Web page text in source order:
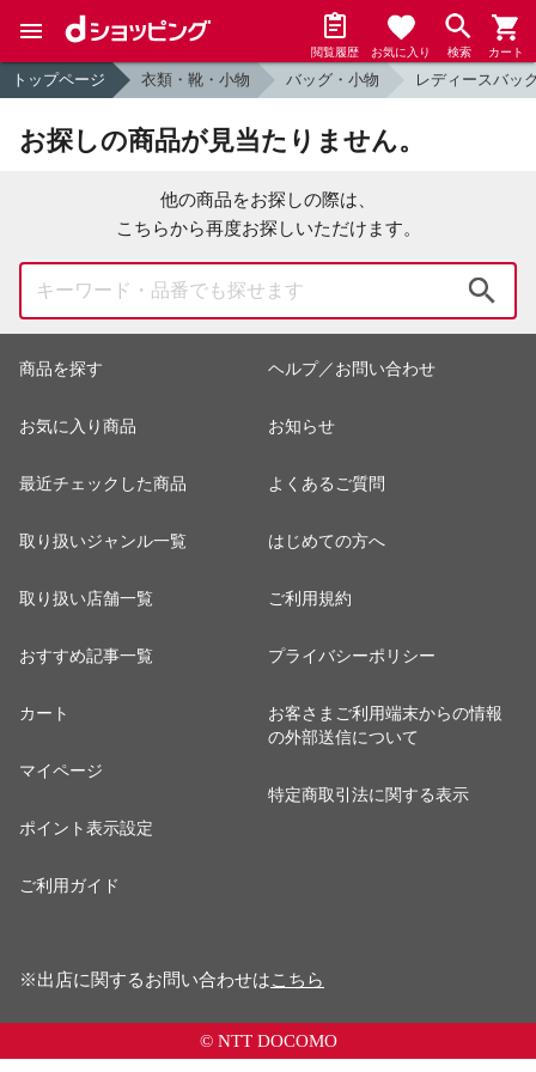
閲覧履歴 お気に入り 検索 カート
トップページ 衣類・靴・小物 バッグ・小物 レディースバッ
お探しの商品が見当たりません。
他の商品をお探しの際は、
こちらから再度お探しいただけます。
商品を探す
お気に入り商品
最近チェックした商品
取り扱いジャンル一覧
取り扱い店舗一覧
おすすめ記事一覧
カート
マイページ
ポイント表示設定
ご利用ガイド
ヘルプ／お問い合わせ
お知らせ
よくあるご質問
はじめての方へ
ご利用規約
プライバシーポリシー
お客さまご利用端末からの情報
の外部送信について
特定商取引法に関する表示
※出店に関するお問い合わせはこちら
© NTT DOCOMO